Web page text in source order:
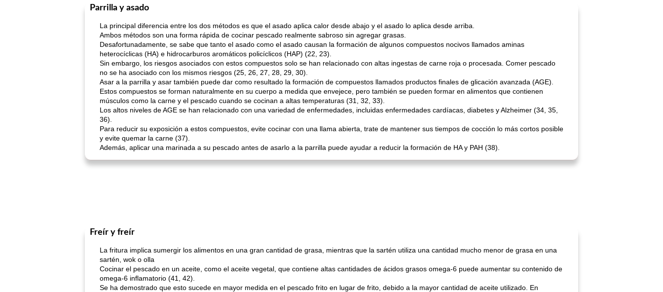
Parrilla y asado
La principal diferencia entre los dos métodos es que el asado aplica calor desde abajo y el asado lo aplica desde arriba.
Ambos métodos son una forma rápida de cocinar pescado realmente sabroso sin agregar grasas.
Desafortunadamente, se sabe que tanto el asado como el asado causan la formación de algunos compuestos nocivos llamados aminas
heterocíclicas (HA) e hidrocarburos aromáticos policíclicos (HAP) (22, 23).
Sin embargo, los riesgos asociados con estos compuestos solo se han relacionado con altas ingestas de carne roja o procesada. Comer pescado
no se ha asociado con los mismos riesgos (25, 26, 27, 28, 29, 30).
Asar a la parrilla y asar también puede dar como resultado la formación de compuestos llamados productos finales de glicación avanzada (AGE).
Estos compuestos se forman naturalmente en su cuerpo a medida que envejece, pero también se pueden formar en alimentos que contienen
músculos como la carne y el pescado cuando se cocinan a altas temperaturas (31, 32, 33).
Los altos niveles de AGE se han relacionado con una variedad de enfermedades, incluidas enfermedades cardíacas, diabetes y Alzheimer (34, 35,
36).
Para reducir su exposición a estos compuestos, evite cocinar con una llama abierta, trate de mantener sus tiempos de cocción lo más cortos posible
y evite quemar la carne (37).
Además, aplicar una marinada a su pescado antes de asarlo a la parrilla puede ayudar a reducir la formación de HA y PAH (38).
Freír y freír
La fritura implica sumergir los alimentos en una gran cantidad de grasa, mientras que la sartén utiliza una cantidad mucho menor de grasa en una
sartén, wok o olla
Cocinar el pescado en un aceite, como el aceite vegetal, que contiene altas cantidades de ácidos grasos omega-6 puede aumentar su contenido de
omega-6 inflamatorio (41, 42).
Se ha demostrado que esto sucede en mayor medida en el pescado frito en lugar de frito, debido a la mayor cantidad de aceite utilizado. En